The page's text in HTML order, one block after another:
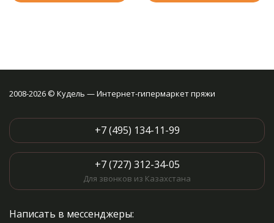
2008-2026 © Кудель — Интернет-гипермаркет пряжи
+7 (495) 134-11-99
+7 (727) 312-34-05
Для звонков из Казахстана
Написать в мессенджеры: